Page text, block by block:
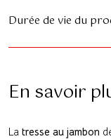
Durée de vie du
En savoir
La tresse au jambon